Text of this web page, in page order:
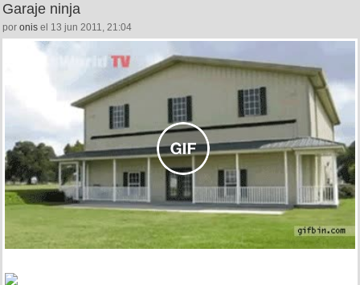
Garaje ninja
por onis el 13 jun 2011, 21:04